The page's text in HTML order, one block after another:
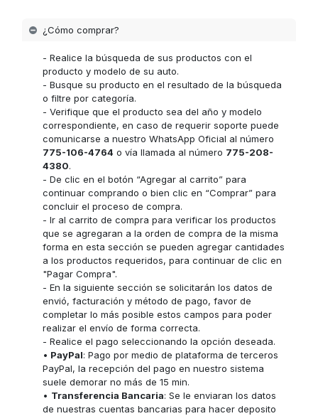
¿Cómo comprar?
- Realice la búsqueda de sus productos con el
producto y modelo de su auto.
- Busque su producto en el resultado de la búsqueda
o filtre por categoría.
- Verifique que el producto sea del año y modelo
correspondiente, en caso de requerir soporte puede
comunicarse a nuestro WhatsApp Oficial al número
775-106-4764 o vía llamada al número 775-208-
4380.
- De clic en el botón “Agregar al carrito” para
continuar comprando o bien clic en “Comprar” para
concluir el proceso de compra.
- Ir al carrito de compra para verificar los productos
que se agregaran a la orden de compra de la misma
forma en esta sección se pueden agregar cantidades
a los productos requeridos, para continuar de clic en
"Pagar Compra".
- En la siguiente sección se solicitarán los datos de
envió, facturación y método de pago, favor de
completar lo más posible estos campos para poder
realizar el envío de forma correcta.
- Realice el pago seleccionando la opción deseada.
• PayPal: Pago por medio de plataforma de terceros
PayPal, la recepción del pago en nuestro sistema
suele demorar no más de 15 min.
• Transferencia Bancaria: Se le enviaran los datos
de nuestras cuentas bancarias para hacer deposito